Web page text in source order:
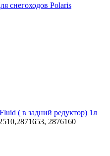
снегоходов Polaris
( в задний редуктор) 1л
2876160